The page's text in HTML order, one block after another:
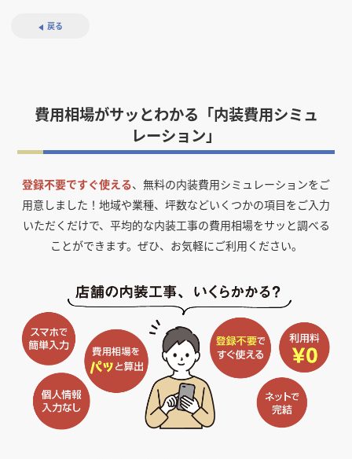
戻る
費用相場がサッとわかる「内装費用シミュ
レーション」
登録不要ですぐ使える、無料の内装費用シミュレーションをご
用意しました！ 地域や業種、坪数などいくつかの項目をご入力
いただくだけで、平均的な内装工事の費用相場をサッと調べる
ことができます。ぜひ、お気軽にご利用ください。